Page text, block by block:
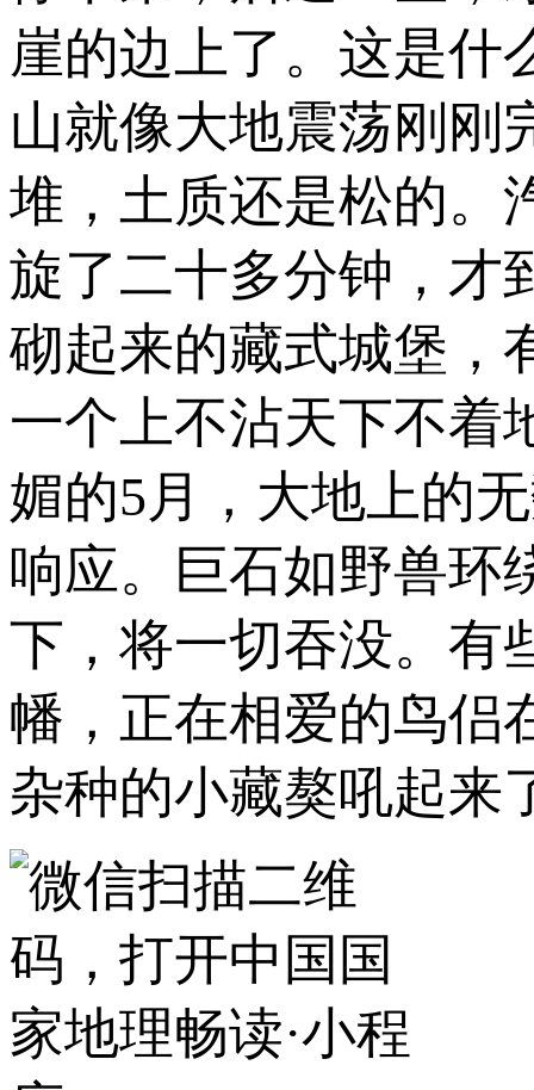
崖的边上了。这是什
山就像大地震荡刚刚
堆，土质还是松的。
旋了二十多分钟，才
砌起来的藏式城堡，
一个上不沾天下不着
媚的5月，大地上的
响应。巨石如野兽环
下，将一切吞没。有
幡，正在相爱的鸟侣
杂种的小藏獒吼起来